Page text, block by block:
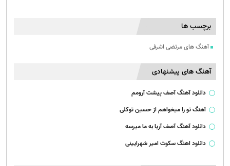
برچسب ها
آهنگ های مرتضی اشرفی
آهنگ های پیشنهادی
دانلود آهنگ آصف پیشت آرومم
آهنگ تو را میخواهم از حسین توکلی
دانلود آهنگ آصف آریا به ما میرسه
دانلود اهنگ سکوت امیر شهرایینی